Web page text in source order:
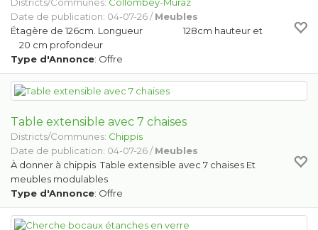
Date de publication: 04-07-26 /Meubles
Étagère de 126cm. Longueur 128cm hauteur et
20 cm profondeur
Type d'Annonce: Offre
Table extensible avec 7 chaises
Districts/Communes: Chippis
Date de publication: 04-07-26 /Meubles
À donner à chippis Table extensible avec 7 chaises Et
meubles modulables
Type d'Annonce: Offre